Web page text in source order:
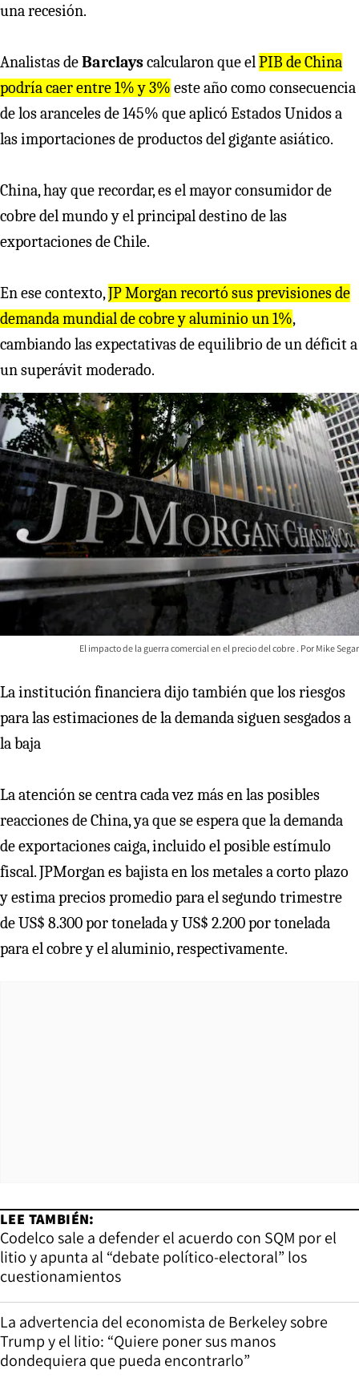
una recesión.
Analistas deBarclayscalcularon que elPIB de China
podría caer entre 1% y 3% este año como consecuencia
de los aranceles de 145% que aplicó Estados Unidos a
las importaciones de productos del gigante asiático.
China, hay que recordar, es el mayor consumidor de
cobre del mundo y el principal destino de las
exportaciones de Chile.
En ese contexto,JP Morgan recortó sus previsiones de
demanda mundial de cobre y aluminio un 1%,
cambiando las expectativas de equilibrio de un déficit a
un superávit moderado.
El impacto de la guerra comercial en el precio del cobre Mike Segar
La institución financiera dijo también que los riesgos
para las estimaciones de la demanda siguen sesgados a
la baja
La atención se centra cada vez más en las posibles
reacciones de China, ya que se espera que la demanda
de exportaciones caiga, incluido el posible estímulo
fiscal. JPMorgan es bajista en los metales a corto plazo
y estima precios promedio para el segundo trimestre
de US$ 8.300 por tonelada y US$ 2.200 por tonelada
para el cobre y el aluminio, respectivamente.
LEE TAMBIÉN:
Codelco sale a defender el acuerdo con SQM por el
litio y apunta al “debate político-electoral” los
cuestionamientos
La advertencia del economista de Berkeley sobre
Trump y el litio: “Quiere poner sus manos
dondequiera que pueda encontrarlo”